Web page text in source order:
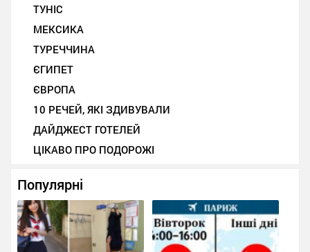
ТУНІС
МЕКСИКА
ТУРЕЧЧИНА
ЄГИПЕТ
ЄВРОПА
10 РЕЧЕЙ, ЯКІ ЗДИВУВАЛИ
ДАЙДЖЕСТ ГОТЕЛЕЙ
ЦІКАВО ПРО ПОДОРОЖІ
Популярні